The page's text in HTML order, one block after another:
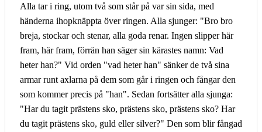
Alla tar i ring, utom två som står på var sin sida, med
händerna ihopknäppta över ringen. Alla sjunger: "Bro bro
breja, stockar och stenar, alla goda renar. Ingen slipper här
fram, här fram, förrän han säger sin kärastes namn: Vad
heter han?" Vid orden "vad heter han" sänker de två sina
armar runt axlarna på dem som går i ringen och fångar den
som kommer precis på "han". Sedan fortsätter alla sjunga:
"Har du tagit prästens sko, prästens sko, prästens sko? Har
du tagit prästens sko, guld eller silver?" Den som blir fångad